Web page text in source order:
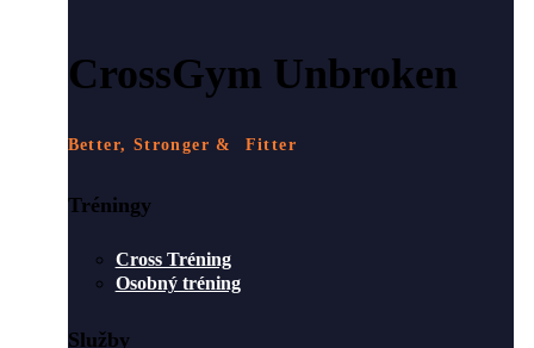
CrossGym Unbroken
Better, Stronger & Fitter
Tréningy
Cross Tréning
Osobný tréning
Služby